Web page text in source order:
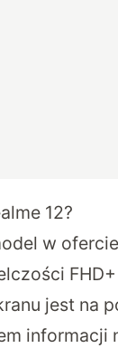
12?
w
jest na
informacji